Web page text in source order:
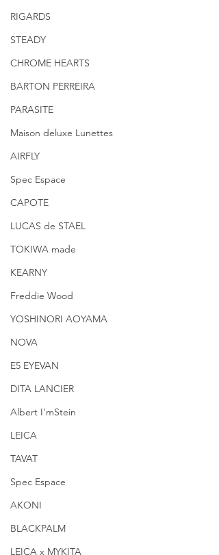
RIGARDS
STEADY
CHROME HEARTS
BARTON PERREIRA
PARASITE
Maison deluxe Lunettes
AIRFLY
Spec Espace
CAPOTE
LUCAS de STAEL
TOKIWA made
KEARNY
Freddie Wood
YOSHINORI AOYAMA
NOVA
E5 EYEVAN
DITA LANCIER
Albert I'mStein
LEICA
TAVAT
Spec Espace
AKONI
BLACKPALM
LEICA x MYKITA